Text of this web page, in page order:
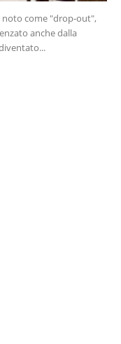
noto come "drop-out",
anche dalla